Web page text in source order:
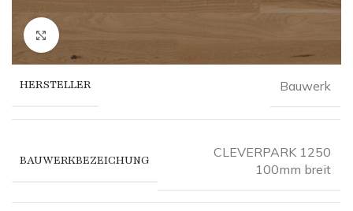
Click to enlarge
HERSTELLER Bauwerk
BAUWERKBEZEICHUNG
CLEVERPARK 1250
100mm breit